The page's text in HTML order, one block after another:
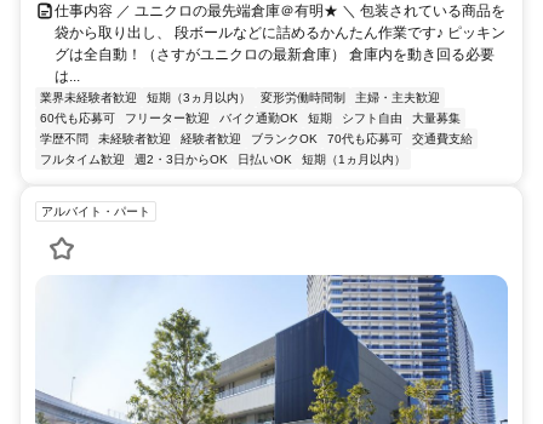
仕事内容 ／ ユニクロの最先端倉庫＠有明★ ＼ 包装されている商品を
袋から取り出し、 段ボールなどに詰めるかんたん作業です♪ ピッキン
グは全自動！（さすがユニクロの最新倉庫） 倉庫内を動き回る必要
は...
業界未経験者歓迎 短期（3ヵ月以内） 変形労働時間制
主婦・主夫歓迎
60代も応募可
フリーター歓迎 バイク通勤OK 短期 シフト自由
大量募集
学歴不問
未経験者歓迎 経験者歓迎 ブランクOK 70代も応募可
交通費支給
フルタイム歓迎
週2・3日からOK 日払いOK 短期（1ヵ月以内）
アルバイト・パート